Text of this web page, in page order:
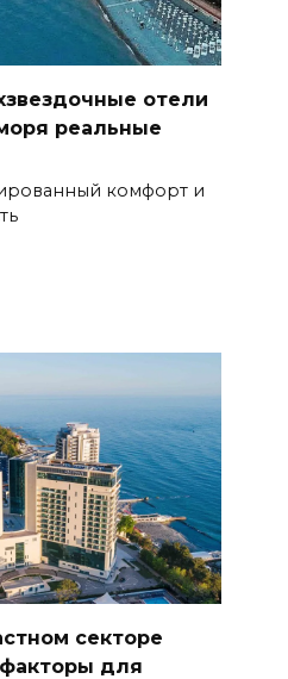
отели
реальные
комфорт и
секторе
для